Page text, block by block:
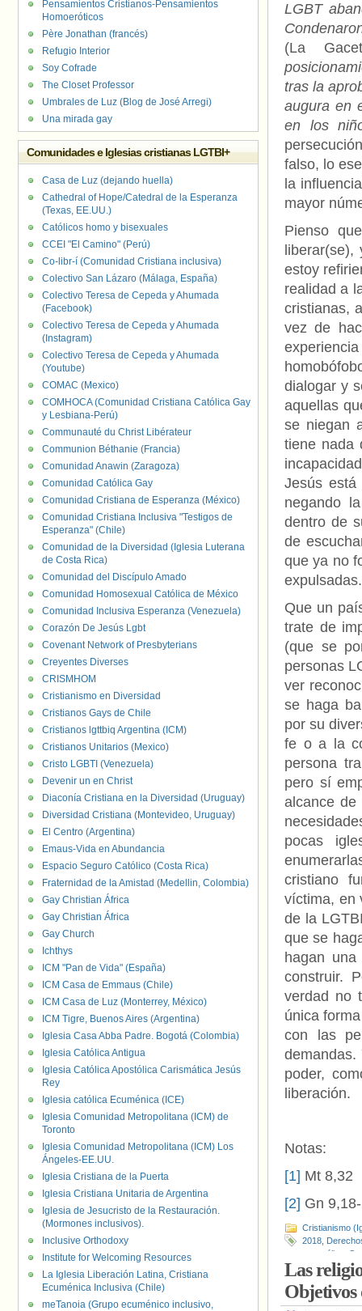
LGBT
(La
tras la
augura en
en los
falso, lo
la
mayor
Pienso
estoy
realidad a
cristianas,
vez de
dialogar y
aquellas
se niegan
tiene nada
Jesús está
negando
dentro de
de
que ya no
expulsadas.
Que un
trate de
(que se
personas
ver
se haga
por su
fe o a la
persona
pero sí
alcance
pocas
cristiano
víctima, en
de la
que se
hagan
construir.
verdad no
única
con las
poder,
liberación.
Notas:
[1] Mt 8,32
[2] Gn
Cristianismo
2018
evangélica
Las
Objetivos
Pensamientos Cristianos-Pensamientos
Homoeróticos
Père Jonathan (francés)
Refugio Interior
Soy Cofrade
The Closet Professor
Umbrales de Luz (Blog de José Arregi)
Una mirada gay
Comunidades e Iglesias cristianas LGTBI+
Casa de Luz (dejando huella)
Cathedral of Hope/Catedral de la Esperanza
(Texas, EE.UU.)
Católicos homo y bisexuales
CCEI "El Camino" (Perú)
Co-libr-í (Comunidad Cristiana inclusiva)
Colectivo San Lázaro (Málaga, España)
Colectivo Teresa de Cepeda y Ahumada
(Facebook)
Colectivo Teresa de Cepeda y Ahumada
(Instagram)
Colectivo Teresa de Cepeda y Ahumada
(Youtube)
COMAC (Mexico)
COMHOCA (Comunidad Cristiana Católica Gay
y Lesbiana-Perú)
Communauté du Christ Libérateur
Communion Béthanie (Francia)
Comunidad Anawin (Zaragoza)
Comunidad Católica Gay
Comunidad Cristiana de Esperanza (México)
Comunidad Cristiana Inclusiva "Testigos de
Esperanza" (Chile)
Comunidad de la Diversidad (Iglesia Luterana
de Costa Rica)
Comunidad del Discípulo Amado
Comunidad Homosexual Católica de México
Comunidad Inclusiva Esperanza (Venezuela)
Corazón De Jesús Lgbt
Covenant Network of Presbyterians
Creyentes Diverses
CRISMHOM
Cristianismo en Diversidad
Cristianos Gays de Chile
Cristianos lgttbiq Argentina (ICM)
Cristianos Unitarios (Mexico)
Cristo LGBTI (Venezuela)
Devenir un en Christ
Diaconía Cristiana en la Diversidad (Uruguay)
Diversidad Cristiana (Montevideo, Uruguay)
El Centro (Argentina)
Emaus-Vida en Abundancia
Espacio Seguro Católico (Costa Rica)
Fraternidad de la Amistad (Medellin, Colombia)
Gay Christian África
Gay Christian África
Gay Church
Ichthys
ICM "Pan de Vida" (España)
ICM Casa de Emmaus (Chile)
ICM Casa de Luz (Monterrey, México)
ICM Tigre, Buenos Aires (Argentina)
Iglesia Casa Abba Padre. Bogotá (Colombia)
Iglesia Católica Antigua
Iglesia Católica Apostólica Carismática Jesús
Rey
Iglesia católica Ecuménica (ICE)
Iglesia Comunidad Metropolitana (ICM) de
Toronto
Iglesia Comunidad Metropolitana (ICM) Los
Ángeles-EE.UU.
Iglesia Cristiana de la Puerta
Iglesia Cristiana Unitaria de Argentina
Iglesia de Jesucristo de la Restauración.
(Mormones inclusivos).
Inclusive Orthodoxy
Institute for Welcoming Resources
La Iglesia Liberación Latina, Cristiana
Ecuménica Inclusiva (Chile)
meTanoia (Grupo ecuménico inclusivo,